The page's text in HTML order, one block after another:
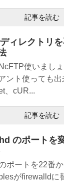
記事を読む
ィレクトリ
使いまし
ント使っても
、cUR...
記事を読む
のポートを
ポートを22番
がfirewalldに